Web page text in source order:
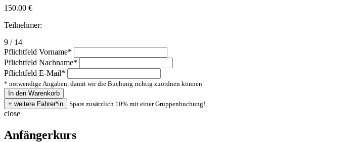
150.00 €
Teilnehmer:
9 / 14
Pflichtfeld Vorname*
Pflichtfeld Nachname*
Pflichtfeld E-Mail*
* notwendige Angaben, damit wir die Buchung richtig zuordnen können
Spare zusätzlich 10% mit einer Gruppenbuchung!
close
Anfängerkurs